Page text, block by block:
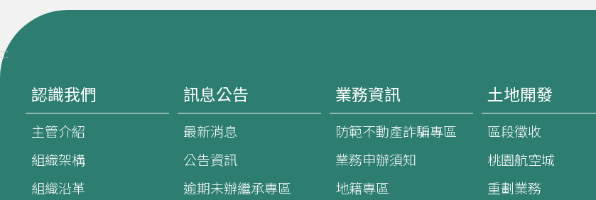
:::
認識我們
主管介紹
組織架構
組織沿革
訊息公告
最新消息
公告資訊
逾期未辦繼承專區
業務資訊
防範不動產詐騙專區
業務申辦須知
地籍專區
土地開發
區段徵收
桃園航空城
重劃業務